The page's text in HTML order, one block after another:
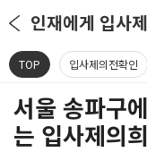
인재에게 입사
TOP 입사제의전확인
서울 송파구
는 입사제의